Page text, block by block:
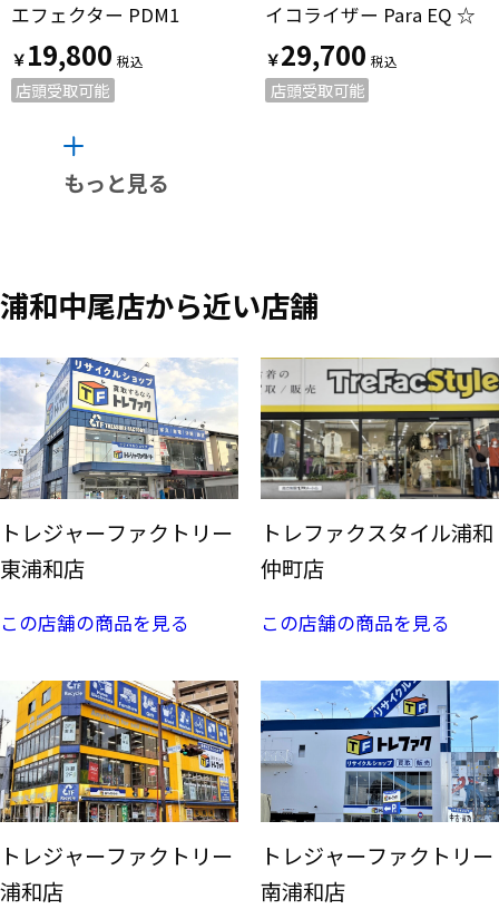
エフェクター PDM1
￥19,800
店頭受取可能
イコライザー Para EQ ☆
￥29,700
店頭受取可能
もっと見る
浦和中尾店から近い店舗
トレジャーファクトリー
東浦和店
この店舗の商品を見る
トレファクスタイル浦和
仲町店
この店舗の商品を見る
トレジャーファクトリー
浦和店
トレジャーファクトリー
南浦和店